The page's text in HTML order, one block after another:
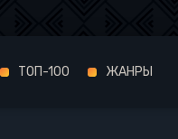
ТОП-100 ЖАНРЫ